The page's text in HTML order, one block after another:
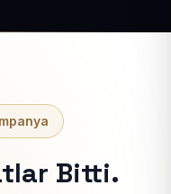
Bitti.